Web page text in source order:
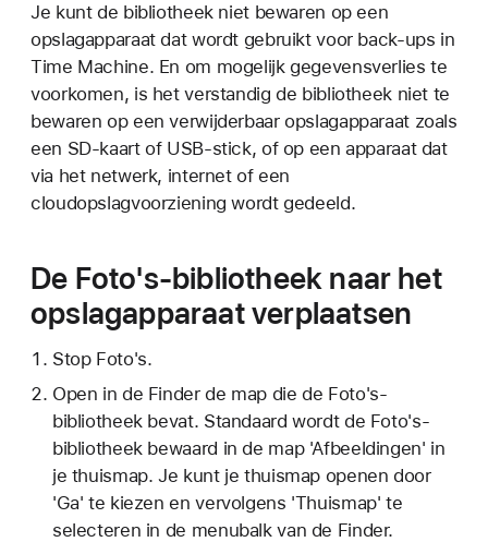
Je kunt de bibliotheek niet bewaren op een
opslagapparaat dat wordt gebruikt voor back-ups in
Time Machine. En om mogelijk gegevensverlies te
voorkomen, is het verstandig de bibliotheek niet te
bewaren op een verwijderbaar opslagapparaat zoals
een SD-kaart of USB-stick, of op een apparaat dat
via het netwerk, internet of een
cloudopslagvoorziening wordt gedeeld.
De Foto's-bibliotheek naar het
opslagapparaat verplaatsen
Stop Foto's.
Open in de Finder de map die de Foto's-
bibliotheek bevat. Standaard wordt de Foto's-
bibliotheek bewaard in de map 'Afbeeldingen' in
je thuismap. Je kunt je thuismap openen door
'Ga' te kiezen en vervolgens 'Thuismap' te
selecteren in de menubalk van de Finder.